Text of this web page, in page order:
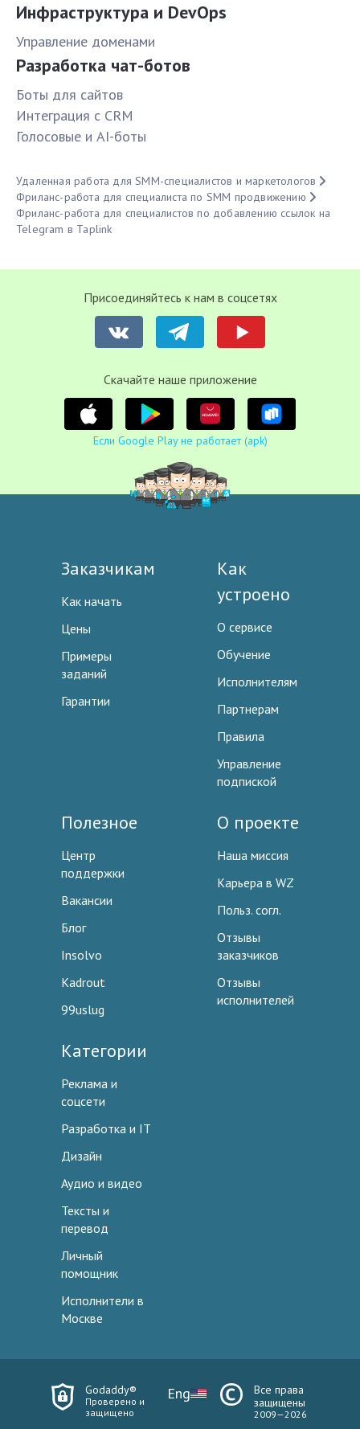
Инфраструктура и DevOps
Управление доменами
Разработка чат-ботов
Боты для сайтов
Интеграция с CRM
Голосовые и AI-боты
Удаленная работа для SMM-специалистов и маркетологов
Фриланс-работа для специалиста по SMM продвижению
Фриланс-работа для специалистов по добавлению ссылок на
Telegram в Taplink
Присоединяйтесь к нам в соцсетях
Cкачайте наше приложение
Если Google Play не работает (apk)
Заказчикам
Как начать
Цены
Примеры
заданий
Гарантии
Как
устроено
О сервисе
Обучение
Исполнителям
Партнерам
Правила
Управление
подпиской
Полезное
Центр
поддержки
Вакансии
Блог
Insolvo
Kadrout
99uslug
О проекте
Наша миссия
Карьера в WZ
Польз. согл.
Отзывы
заказчиков
Отзывы
исполнителей
Категории
Реклама и
соцсети
Разработка и IT
Дизайн
Аудио и видео
Тексты и
перевод
Личный
помощник
Исполнители в
Москве
Godaddy®
Проверено и
защищено
Eng
Все права
защищены
2009—2026